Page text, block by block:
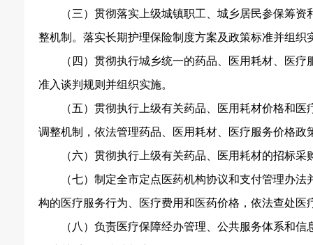
（三）贯彻落实上级城镇职工、城乡居民参保筹
整机制。落实长期护理保险制度方案及政策标准并组织
（四）贯彻执行城乡统一的药品、医用耗材、医
准入谈判规则并组织实施。
（五）贯彻执行上级有关药品、医用耗材价格和
调整机制，依法管理药品、医用耗材、医疗服务价格
（六）贯彻执行上级有关药品、医用耗材的招标
（七）制定全市定点医药机构协议和支付管理办
构的医疗服务行为、医疗费用和医药价格，依法查处医
（八）负责医疗保障经办管理、公共服务体系和